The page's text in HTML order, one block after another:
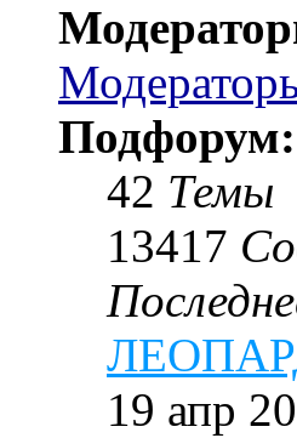
Подфорум:
42 Темы
13417
19 апр